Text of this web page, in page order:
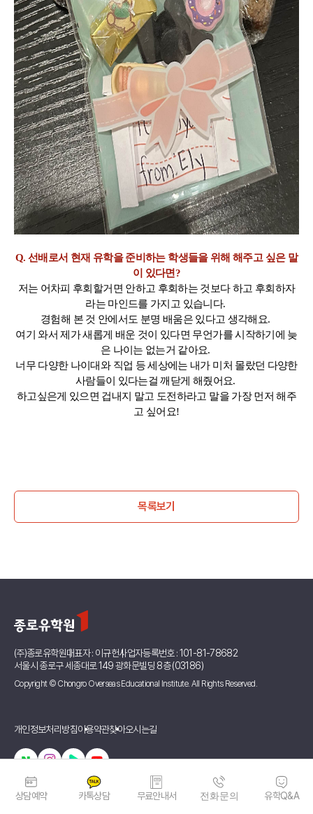
Q. 선배로서 현재 유학을 준비하는 학생들을 위해 해주고 싶은 말
이 있다면?
저는 어차피 후회할거면 안하고 후회하는 것보다 하고 후회하자
라는 마인드를 가지고 있습니다.
경험해 본 것 안에서도 분명 배움은 있다고 생각해요.
여기 와서 제가 새롭게 배운 것이 있다면 무언가를 시작하기에 늦
은 나이는 없는거 같아요.
너무 다양한 나이대와 직업 등 세상에는 내가 미처 몰랐던 다양한
사람들이 있다는걸 깨닫게 해줬어요.
하고싶은게 있으면 겁내지 말고 도전하라고 말을 가장 먼저 해주
고 싶어요!
목록보기
상담예약 카톡상담 무료안내서 전화문의 유학Q&A
(주)종로유학원대표자 : 이규헌사업자등록번호 : 101-81-78682
서울시 종로구 세종대로 149 광화문빌딩 8층 (03186)
Copyright © Chongro Overseas Educational Institute. All Rights Reserved.
개인정보처리방침이용약관찾아오시는길